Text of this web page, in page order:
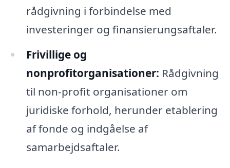
rådgivning i forbindelse med
investeringer og finansierungsaftaler.
Frivillige og
nonprofitorganisationer: Rådgivning
til non-profit organisationer om
juridiske forhold, herunder etablering
af fonde og indgåelse af
samarbejdsaftaler.